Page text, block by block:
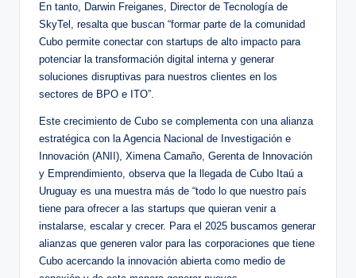
En tanto, Darwin Freiganes, Director de Tecnología de
SkyTel, resalta que buscan “formar parte de la comunidad
Cubo permite conectar con startups de alto impacto para
potenciar la transformación digital interna y generar
soluciones disruptivas para nuestros clientes en los
sectores de BPO e ITO”.
Este crecimiento de Cubo se complementa con una alianza
estratégica con la Agencia Nacional de Investigación e
Innovación (ANII), Ximena Camaño, Gerenta de Innovación
y Emprendimiento, observa que la llegada de Cubo Itaú a
Uruguay es una muestra más de “todo lo que nuestro país
tiene para ofrecer a las startups que quieran venir a
instalarse, escalar y crecer. Para el 2025 buscamos generar
alianzas que generen valor para las corporaciones que tiene
Cubo acercando la innovación abierta como medio de